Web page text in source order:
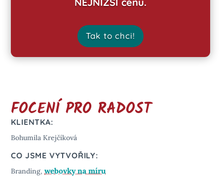
Tak to chci!
FOCENÍ PRO RADOST
KLIENTKA:
Bohumila Krejčíková
CO JSME VYTVOŘILY:
Branding,webovky na míru